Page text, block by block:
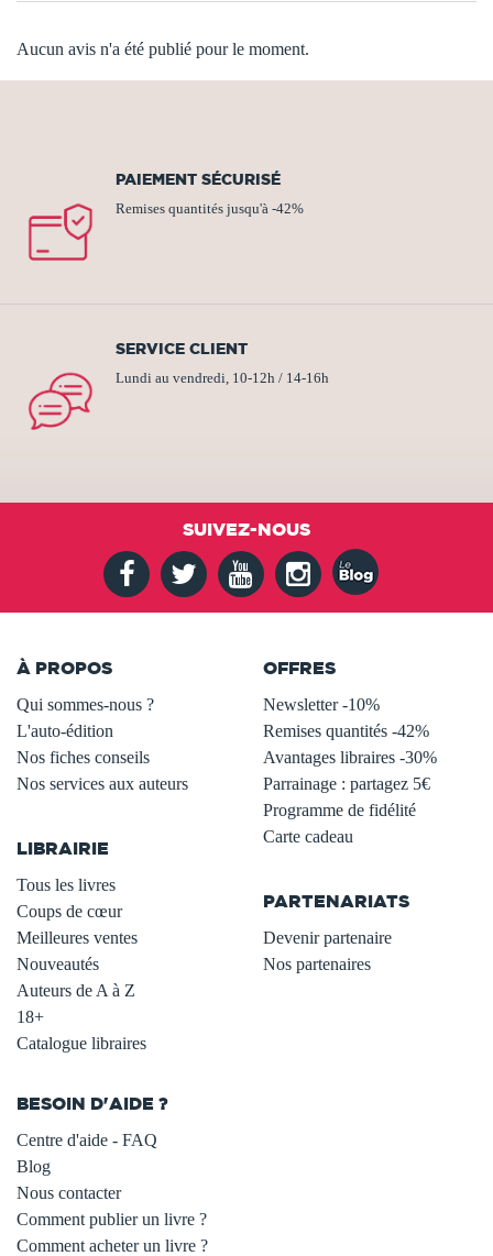
Aucun avis n'a été publié pour le moment.
PAIEMENT SÉCURISÉ
Remises quantités jusqu'à -42%
SERVICE CLIENT
Lundi au vendredi, 10-12h / 14-16h
SUIVEZ-NOUS
À PROPOS
Qui sommes-nous ?
L'auto-édition
Nos fiches conseils
Nos services aux auteurs
LIBRAIRIE
Tous les livres
Coups de cœur
Meilleures ventes
Nouveautés
Auteurs de A à Z
18+
Catalogue libraires
OFFRES
Newsletter -10%
Remises quantités -42%
Avantages libraires -30%
Parrainage : partagez 5€
Programme de fidélité
Carte cadeau
PARTENARIATS
Devenir partenaire
Nos partenaires
BESOIN D'AIDE ?
Centre d'aide - FAQ
Blog
Nous contacter
Comment publier un livre ?
Comment acheter un livre ?